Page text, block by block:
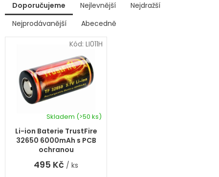
a
Doporučujeme Nejlevnější
Nejdražší
Nejprodávanější
Abecedně
ý
i
Li-ion Baterie TrustFire
32650 6000mAh s PCB
ochranou
Skladem (>50 ks)
495 Kč / ks
Kód: LI011H